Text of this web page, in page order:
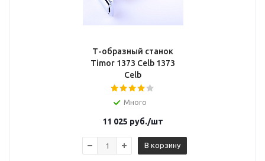
Т-образный станок
Timor 1373 Сelb 1373
Сelb
Много
11 025 руб./шт
В корзину